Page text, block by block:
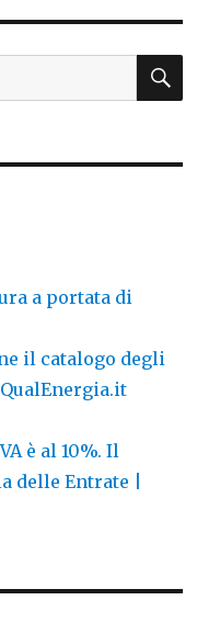
a portata di
il catalogo degli
è al 10%. Il
delle Entrate |